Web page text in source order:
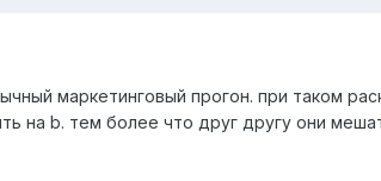
маркетинговый прогон. при таком
на b. тем более что друг другу они